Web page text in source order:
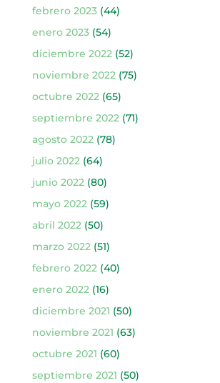
febrero 2023(44)
enero 2023(54)
diciembre 2022(52)
noviembre 2022(75)
octubre 2022(65)
septiembre 2022(71)
agosto 2022(78)
julio 2022(64)
junio 2022(80)
mayo 2022(59)
abril 2022(50)
marzo 2022(51)
febrero 2022(40)
enero 2022(16)
diciembre 2021 (50)
noviembre 2021 (63)
octubre 2021 (60)
septiembre 2021 (50)